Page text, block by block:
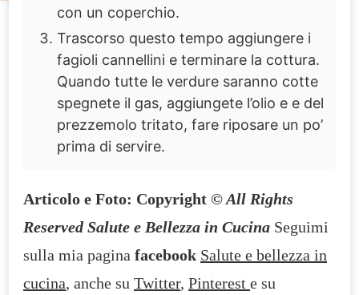
con un coperchio.
Trascorso questo tempo aggiungere i
fagioli cannellini e terminare la cottura.
Quando tutte le verdure saranno cotte
spegnete il gas, aggiungete l’olio e e del
prezzemolo tritato, fare riposare un po’
prima di servire.
Articolo e Foto: Copyright ©All Rights
Reserved Salute e Bellezza in Cucina Seguimi
sulla mia pagina facebook Salute e bellezza in
cucina, anche su Twitter, Pinterest e su